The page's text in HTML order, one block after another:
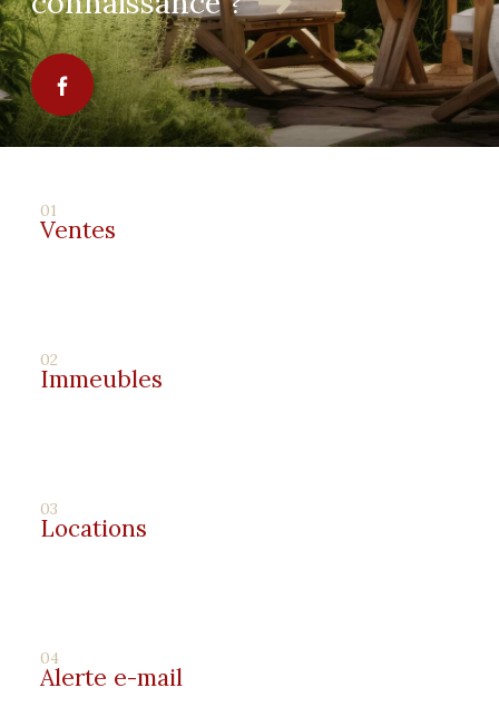
01
Ventes
02
Immeubles
03
Locations
04
Alerte e-mail